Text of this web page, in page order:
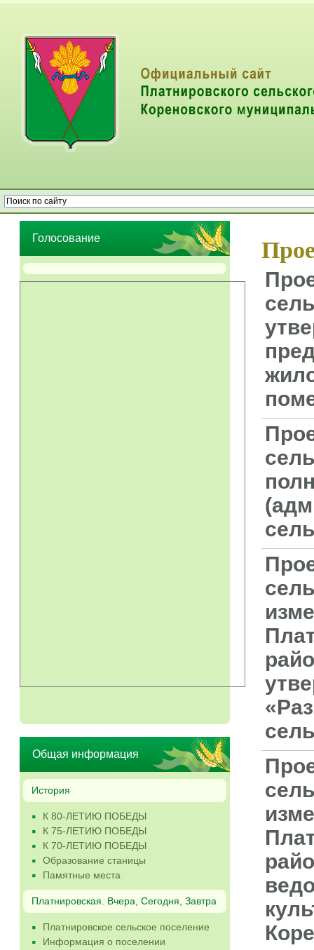
Голосование
Общая информация
История
К 80-ЛЕТИЮ ПОБЕДЫ
К 75-ЛЕТИЮ ПОБЕДЫ
К 70-ЛЕТИЮ ПОБЕДЫ
Образование станицы
Памятные места
Платнировская. Вчера, Сегодня, Завтра
Платнировское сельское поселение
Информация о поселении